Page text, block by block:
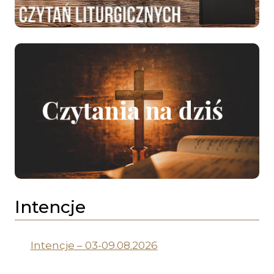
Intencje
Intencje – 03-09.08.2026